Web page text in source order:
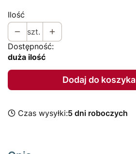
Ilość
szt.
Dostępność:
duża ilość
Dodaj do koszyka
Czas wysyłki:5 dni roboczych